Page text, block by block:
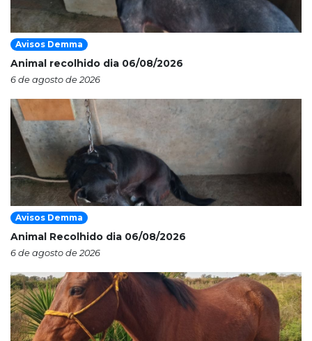
Avisos Demma
Animal recolhido dia 06/08/2026
6 de agosto de 2026
Avisos Demma
Animal Recolhido dia 06/08/2026
6 de agosto de 2026